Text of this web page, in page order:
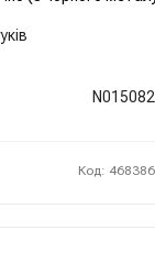
Код: